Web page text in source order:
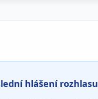
hlášení rozhlasu